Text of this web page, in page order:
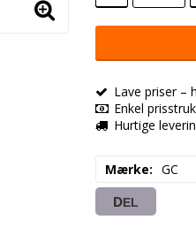
Lave priser –
Enkel
Hurtige
Mærke GC
DEL